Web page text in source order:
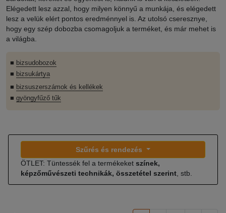
Elégedett lesz azzal, hogy milyen könnyű a munkája, és elégedett
lesz a velük elért pontos eredménnyel is. Az utolsó cseresznye,
hogy egy szép dobozba csomagoljuk a terméket, és már mehet is
a világba.
■ bizsudobozok
■ bizsukártya
■ bizsuszerszámok és kellékek
■ gyöngyfűző tűk
Szűrés és rendezés
ÖTLET: Tüntessék fel a termékeket színek,
képzőművészeti technikák, összetétel szerint , stb.